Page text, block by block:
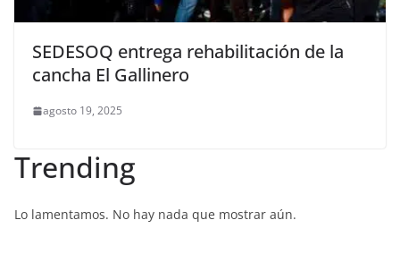
SEDESOQ entrega rehabilitación de la
cancha El Gallinero
agosto 19, 2025
Trending
Lo lamentamos. No hay nada que mostrar aún.